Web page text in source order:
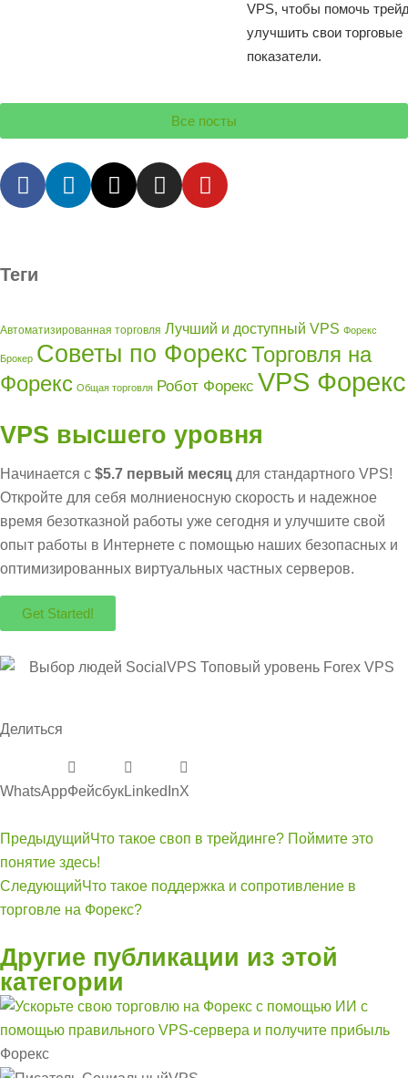
VPS, чтобы помочь
улучшить свои торговые
показатели.
Все посты
Теги
Автоматизированная торговля Лучший и доступный VPS Форекс
Брокер Советы по ФорексТорговля на
Форекс Общая торговля Робот Форекс VPS Форекс
VPS высшего уровня
Начинается с $5.7 первый месяц для стандартного VPS!
Откройте для себя молниеносную скорость и надежное
время безотказной работы уже сегодня и улучшите свой
опыт работы в Интернете с помощью наших безопасных и
оптимизированных виртуальных частных серверов.
Get Started!
Делиться
WhatsAppФейсбукLinkedInХ
ПредыдущийЧто такое своп в трейдинге? Поймите это
понятие здесь!
СледующийЧто такое поддержка и сопротивление в
торговле на Форекс?
Другие публикации из этой
категории
Форекс